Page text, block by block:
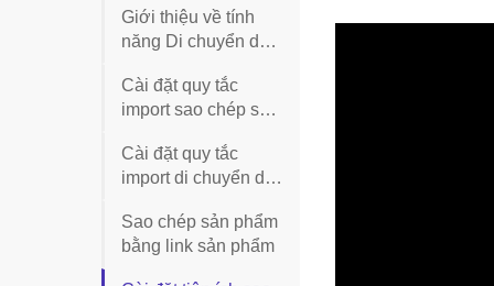
Giới thiệu về tính
năng Di chuyển dữ
Cài đặt quy tắc
import sao chép sản
Cài đặt quy tắc
import di chuyển dữ
Sao chép sản phẩm
bằng link sản phẩm